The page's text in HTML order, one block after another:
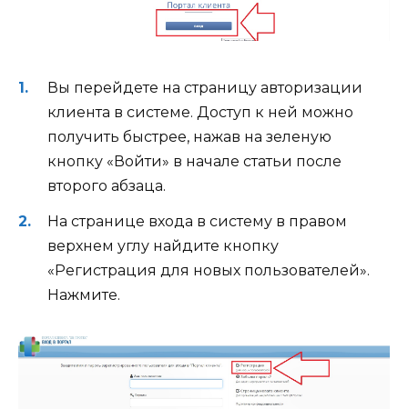
Вы перейдете на страницу авторизации
клиента в системе. Доступ к ней можно
получить быстрее, нажав на зеленую
кнопку «Войти» в начале статьи после
второго абзаца.
На странице входа в систему в правом
верхнем углу найдите кнопку
«Регистрация для новых пользователей».
Нажмите.